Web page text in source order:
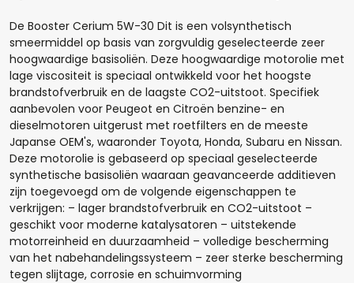
De Booster Cerium 5W-30 Dit is een volsynthetisch
smeermiddel op basis van zorgvuldig geselecteerde zeer
hoogwaardige basisoliën. Deze hoogwaardige motorolie met
lage viscositeit is speciaal ontwikkeld voor het hoogste
brandstofverbruik en de laagste CO2-uitstoot. Specifiek
aanbevolen voor Peugeot en Citroën benzine- en
dieselmotoren uitgerust met roetfilters en de meeste
Japanse OEM's, waaronder Toyota, Honda, Subaru en Nissan.
Deze motorolie is gebaseerd op speciaal geselecteerde
synthetische basisoliën waaraan geavanceerde additieven
zijn toegevoegd om de volgende eigenschappen te
verkrijgen: – lager brandstofverbruik en CO2-uitstoot –
geschikt voor moderne katalysatoren – uitstekende
motorreinheid en duurzaamheid – volledige bescherming
van het nabehandelingssysteem – zeer sterke bescherming
tegen slijtage, corrosie en schuimvorming
Hoeveel liter*:
Aantal
-
Opmerkingen: